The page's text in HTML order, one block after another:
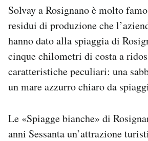
Solvay a Rosignano è molto
residui di produzione che
hanno dato alla spiaggia di
cinque chilometri di costa a
caratteristiche peculiari: una
un mare azzurro chiaro da
Le «Spiagge bianche» di
anni Sessanta un’attrazione